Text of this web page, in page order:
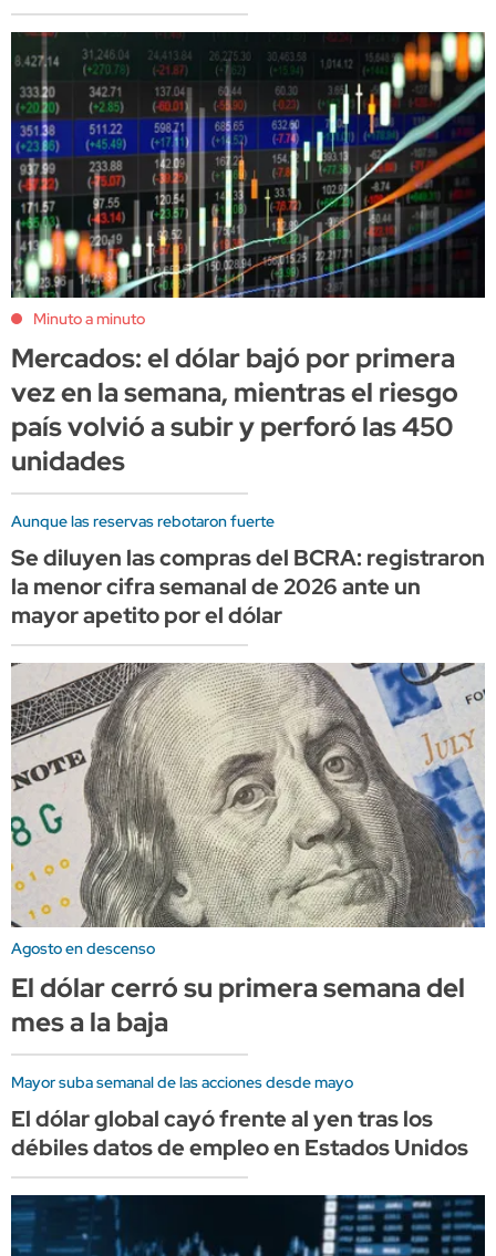
Minuto a minuto
Mercados: el dólar bajó por primera
vez en la semana, mientras el riesgo
país volvió a subir y perforó las 450
unidades
Aunque las reservas rebotaron fuerte
Se diluyen las compras del BCRA: registraron
la menor cifra semanal de 2026 ante un
mayor apetito por el dólar
Agosto en descenso
El dólar cerró su primera semana del
mes a la baja
Mayor suba semanal de las acciones desde mayo
El dólar global cayó frente al yen tras los
débiles datos de empleo en Estados Unidos